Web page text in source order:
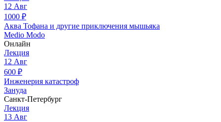
12 Авг
1000 ₽
Аква Тофана и другие приключения мышьяка
Medio Modo
Онлайн
Лекция
12 Авг
600 ₽
Инженерия катастроф
Зануда
Санкт-Петербург
Лекция
13 Авг